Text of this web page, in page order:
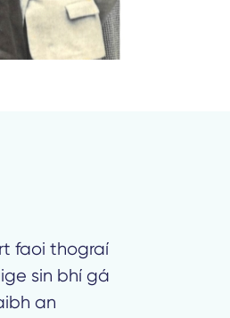
faoi thograí
sin bhí gá
an